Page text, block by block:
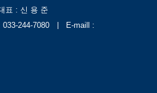
표 : 신 용 준
033-244-7080
E-maill :